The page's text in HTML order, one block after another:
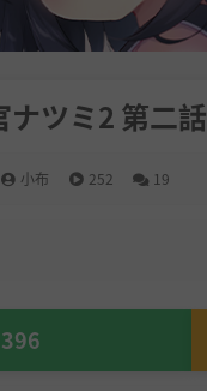
ナツミ2 第二話
小布 252 19